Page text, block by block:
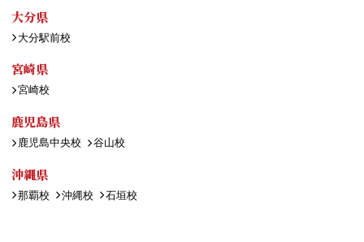
大分県
大分駅前校
宮崎県
宮崎校
鹿児島県
鹿児島中央校 谷山校
沖縄県
那覇校 沖縄校 石垣校